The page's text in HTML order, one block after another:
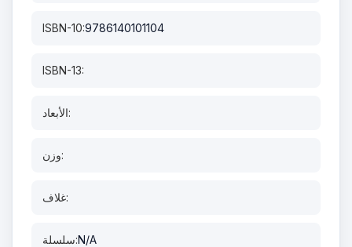
ISBN-10:9786140101104
ISBN-13:
الأبعاد:
وزن:
غلاف:
سلسلة:N/A